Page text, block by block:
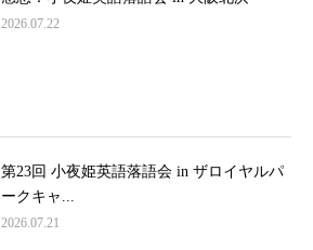
2026.07.22
第23回 小夜姫英語落語会 in ザロイヤルパ
ークキャ...
2026.07.21